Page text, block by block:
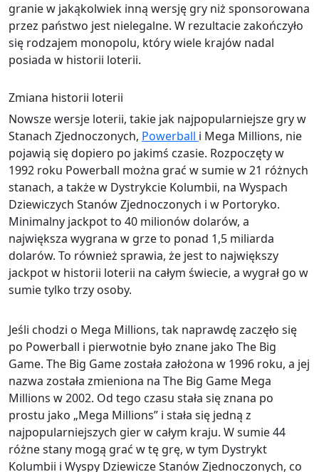
granie w jakąkolwiek inną wersję gry niż sponsorowana
przez państwo jest nielegalne. W rezultacie zakończyło
się rodzajem monopolu, który wiele krajów nadal
posiada w historii loterii.
Zmiana historii loterii
Nowsze wersje loterii, takie jak najpopularniejsze gry w
Stanach Zjednoczonych, Powerball i Mega Millions, nie
pojawią się dopiero po jakimś czasie. Rozpoczęty w
1992 roku Powerball można grać w sumie w 21 różnych
stanach, a także w Dystrykcie Kolumbii, na Wyspach
Dziewiczych Stanów Zjednoczonych i w Portoryko.
Minimalny jackpot to 40 milionów dolarów, a
największa wygrana w grze to ponad 1,5 miliarda
dolarów. To również sprawia, że ​​jest to największy
jackpot w historii loterii na całym świecie, a wygrał go w
sumie tylko trzy osoby.
Jeśli chodzi o Mega Millions, tak naprawdę zaczęło się
po Powerball i pierwotnie było znane jako The Big
Game. The Big Game została założona w 1996 roku, a jej
nazwa została zmieniona na The Big Game Mega
Millions w 2002. Od tego czasu stała się znana po
prostu jako „Mega Millions” i stała się jedną z
najpopularniejszych gier w całym kraju. W sumie 44
różne stany mogą grać w tę grę, w tym Dystrykt
Kolumbii i Wyspy Dziewicze Stanów Zjednoczonych, co